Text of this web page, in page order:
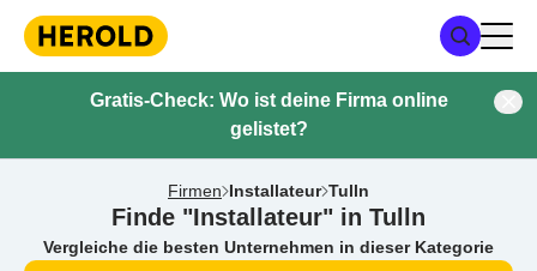
Gratis-Check: Wo ist deine Firma online
gelistet?
Firmen Installateur Tulln
Finde "Installateur" in Tulln
Vergleiche die besten Unternehmen in dieser Kategorie